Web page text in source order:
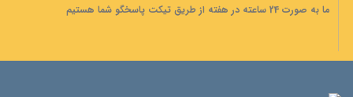
ما به صورت 24 ساعته در هفته از طریق تیکت پاسخگو شما هستیم